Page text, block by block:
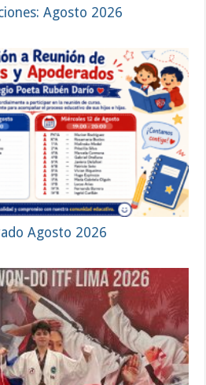
Agosto 2026
Agosto 2026